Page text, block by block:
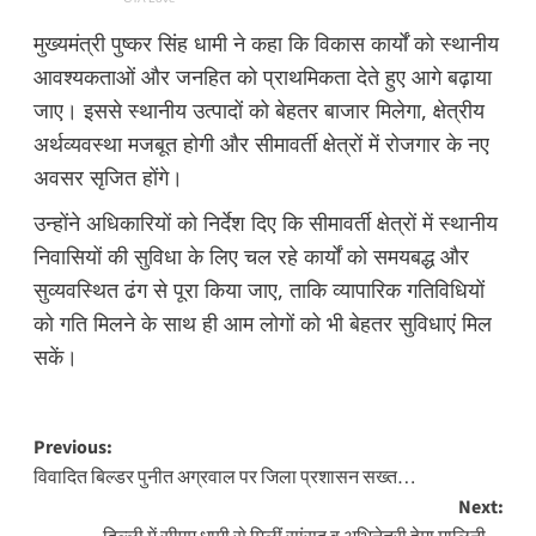
मुख्यमंत्री पुष्कर सिंह धामी ने कहा कि विकास कार्यों को स्थानीय
आवश्यकताओं और जनहित को प्राथमिकता देते हुए आगे बढ़ाया
जाए। इससे स्थानीय उत्पादों को बेहतर बाजार मिलेगा, क्षेत्रीय
अर्थव्यवस्था मजबूत होगी और सीमावर्ती क्षेत्रों में रोजगार के नए
अवसर सृजित होंगे।
उन्होंने अधिकारियों को निर्देश दिए कि सीमावर्ती क्षेत्रों में स्थानीय
निवासियों की सुविधा के लिए चल रहे कार्यों को समयबद्ध और
सुव्यवस्थित ढंग से पूरा किया जाए, ताकि व्यापारिक गतिविधियों
को गति मिलने के साथ ही आम लोगों को भी बेहतर सुविधाएं मिल
सकें।
Post
navigation
Previous:
विवादित बिल्डर पुनीत अग्रवाल पर जिला प्रशासन सख्त…
Next: